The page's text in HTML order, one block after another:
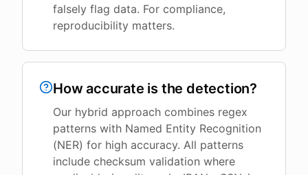
falsely flag data. For compliance,
reproducibility matters.
How accurate is the detection?
Our hybrid approach combines regex
patterns with Named Entity Recognition
(NER) for high accuracy. All patterns
include checksum validation where